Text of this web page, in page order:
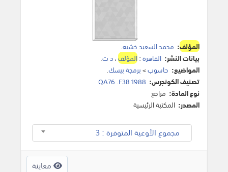
المؤلف: محمد السعيد خشيه.
بيانات النشر: القاهرة:المؤلف،د ت.
المواضيع: حاسوب>برمجة بيسك.
تصنيف الكونجرس: QA76 .F38 1988
نوع المادة: مراجع
المصدر: المكتبة الرئيسية
مجموع الأوعية المتوفرة : 3
معاينة